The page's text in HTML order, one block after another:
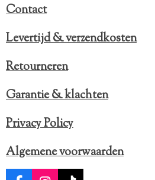
Contact
Levertijd & verzendkosten
Retourneren
Garantie & klachten
Privacy Policy
Algemene voorwaarden